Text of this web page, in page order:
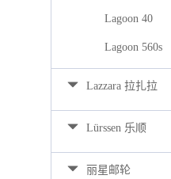
Lagoon 40
Lagoon 560s
Lazzara 拉扎拉
Lürssen 乐顺
丽星邮轮